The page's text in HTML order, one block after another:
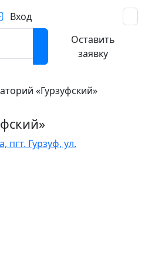
Вход
Оставить
заявку
«Гурзуфский»
пгт. Гурзуф, ул.